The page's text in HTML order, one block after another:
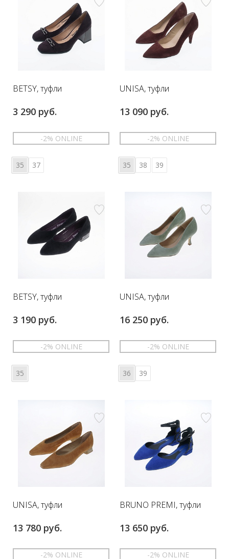
BETSY, туфли
3 290 руб.
-2% ONLINE
35 37
UNISA, туфли
13 090 руб.
-2% ONLINE
35 38 39
BETSY, туфли
3 190 руб.
-2% ONLINE
35
UNISA, туфли
16 250 руб.
-2% ONLINE
36 39
UNISA, туфли
13 780 руб.
-2% ONLINE
BRUNO PREMI, туфли
13 650 руб.
-2% ONLINE